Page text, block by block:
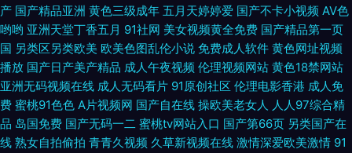
媒视频福利 四虎黄色A片在线观看 白丝白虎 日韩久久经典 91看网页免费版
入口 九一成人在线观看网址 91精品传媒 九九热精品国产视频 在线青青草av
www熊猫成人网91 色哟哟欧美专区 91青草影院 国际东方AV在线 深夜老湿
机 91视频在线播放观看 九一色站 亚洲东方成人av在线 92视频国产 久久伊
产 国产精品亚洲 黄色三级成年 五月天婷婷爱 国产不卡小视频 AV色
哟哟 亚洲天堂丁香五月 91社网 美女视频黄全免费 国产精品第一页
国 另类区另类欧美 欧美色图乱伦小说 免费成人软件 黄色网址视频
播放 国产日产美产精品 成人午夜视频 伦理视频网站 黄色18禁网站
亚洲无码视频在线 成人无码看片 91原创社区 伦理电影香港 成人免
费 蜜桃91色色 A片视频网 国产自在线 操欧美老女人 人人97综合精
品 岛国免费 国产无码一二 蜜桃tv网站入口 国产第66页 另类国产在
线 熟女自拍偷拍 青青久视频 久草新视频在线 激情深爱欧美激情 91